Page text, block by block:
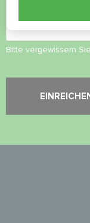
Bitte vergewissern